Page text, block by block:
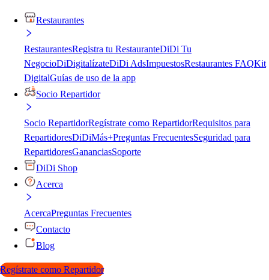
Restaurantes
RestaurantesRegistra tu RestauranteDiDi Tu
NegocioDiDigitalízateDiDi AdsImpuestosRestaurantes FAQKit
DigitalGuías de uso de la app
Socio Repartidor
Socio RepartidorRegístrate como RepartidorRequisitos para
RepartidoresDiDiMás+Preguntas FrecuentesSeguridad para
RepartidoresGananciasSoporte
DiDi Shop
Acerca
AcercaPreguntas Frecuentes
Contacto
Blog
Regístrate como Repartidor